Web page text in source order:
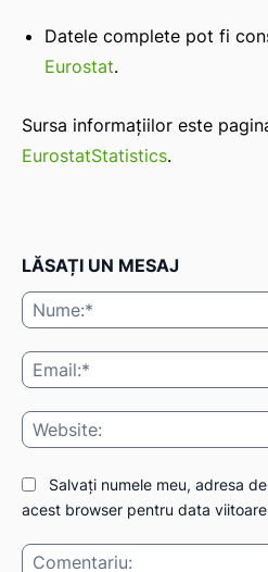
Datele complete pot fi
Eurostat.
Sursa informațiilor este
EurostatStatistics.
LĂSAȚI UN MESAJ
Salvați numele meu, adresa
acest browser pentru data